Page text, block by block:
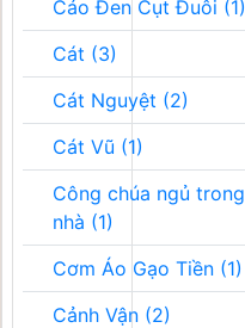
Cáo Đen Cụt Đuôi (1)
Cát (3)
Cát Nguyệt (2)
Cát Vũ (1)
Công chúa ngủ trong
nhà (1)
Cơm Áo Gạo Tiền (1)
Cảnh Vận (2)